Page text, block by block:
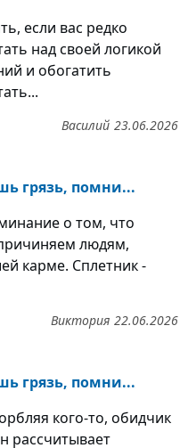
если вас редко
над своей логикой
и обогатить
23.06.2026
Василий
грязь, помни...
о том, что
людям,
карме. Сплетник -
22.06.2026
Виктория
грязь, помни...
кого-то, обидчик
рассчитывает